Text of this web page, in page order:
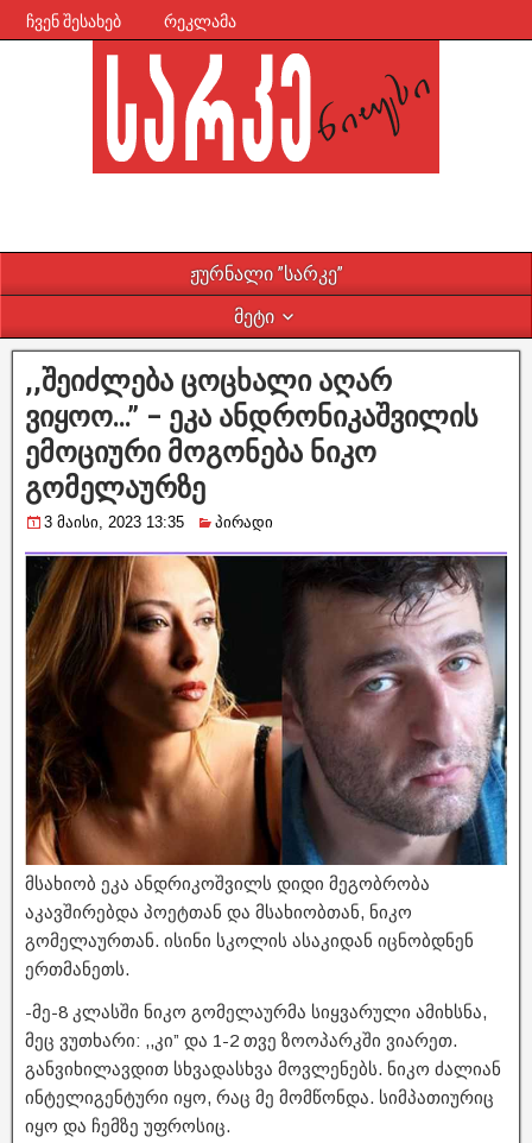
ჩვენ შესახებ რეკლამა
ჟურნალი ”სარკე”
მეტი
,,შეიძლება ცოცხალი აღარ
ვიყოო…” – ეკა ანდრონიკაშვილის
ემოციური მოგონება ნიკო
გომელაურზე
3 მაისი, 2023 13:35 პირადი
მსახიობ ეკა ანდრიკოშვილს დიდი მეგობრობა
აკავშირებდა პოეტთან და მსახიობთან, ნიკო
გომელაურთან. ისინი სკოლის ასაკიდან იცნობდნენ
ერთმანეთს.
-მე-8 კლასში ნიკო გომელაურმა სიყვარული ამიხსნა,
მეც ვუთხარი: ,,კი” და 1-2 თვე ზოოპარკში ვიარეთ.
განვიხილავდით სხვადასხვა მოვლენებს. ნიკო ძალიან
ინტელიგენტური იყო, რაც მე მომწონდა. სიმპათიურიც
იყო და ჩემზე უფროსიც.